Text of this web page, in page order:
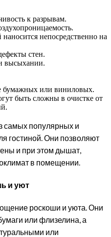
к разрывам.
наносится непосредственно на
стен.
высыхании.
бумажных или виниловых.
быть сложны в очистке от
самых популярных и
гостиной. Они позволяют
и при этом дышат,
в помещении.
и уют
роскоши и уюта. Они
или флизелина, а
или